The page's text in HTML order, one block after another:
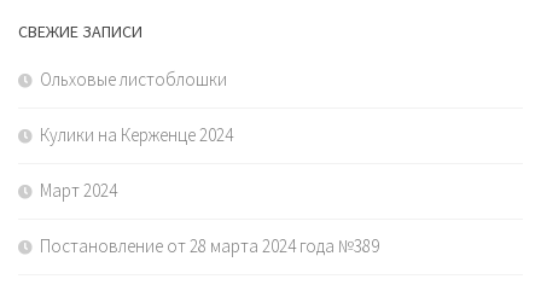
СВЕЖИЕ ЗАПИСИ
Ольховые листоблошки
Кулики на Керженце 2024
Март 2024
Постановление от 28 марта 2024 года №389